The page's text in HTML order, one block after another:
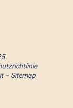
Sitemap